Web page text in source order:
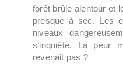
forêt brûle alentour et
presque à sec. Les
niveaux
s’inquiète. La
revenait pas ?